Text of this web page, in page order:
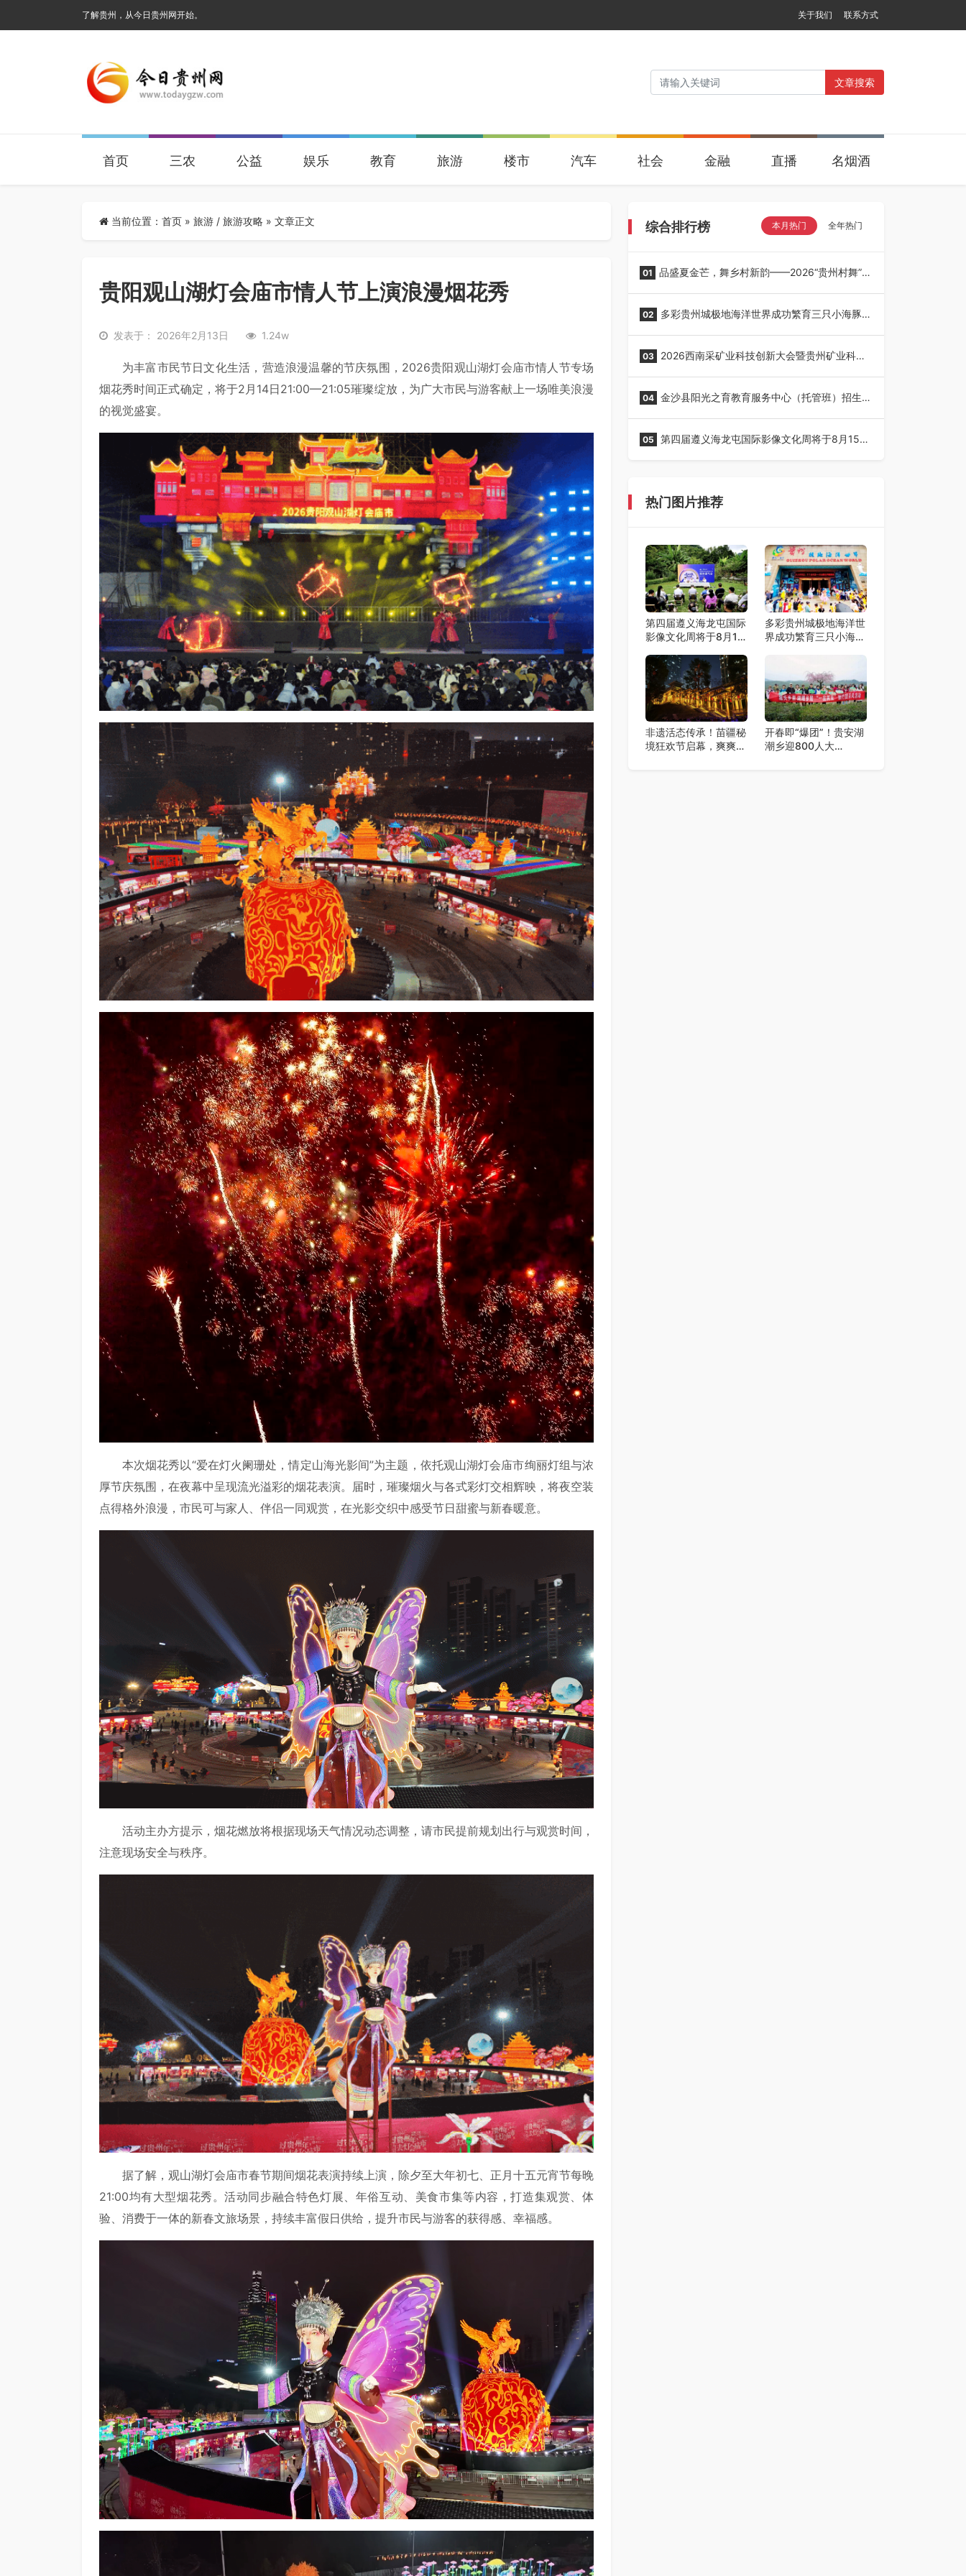
了解贵州，从今日贵州网开始。 关于我们 联系方式
文章搜索
首页 三农 公益 娱乐 教育 旅游 楼市 汽车 社会 金融 直播 名烟酒
当前位置： 首页 » 旅游 / 旅游攻略 » 文章正文
贵阳观山湖灯会庙市情人节上演浪漫烟花秀
发表于： 2026年2月13日 1.24w
为丰富市民节日文化生活，营造浪漫温馨的节庆氛围，2026贵阳观山湖灯会庙市情人节专场
烟花秀时间正式确定，将于2月14日21:00—21:05璀璨绽放，为广大市民与游客献上一场唯美浪漫
的视觉盛宴。
本次烟花秀以“爱在灯火阑珊处，情定山海光影间”为主题，依托观山湖灯会庙市绚丽灯组与浓
厚节庆氛围，在夜幕中呈现流光溢彩的烟花表演。届时，璀璨烟火与各式彩灯交相辉映，将夜空装
点得格外浪漫，市民可与家人、伴侣一同观赏，在光影交织中感受节日甜蜜与新春暖意。
活动主办方提示，烟花燃放将根据现场天气情况动态调整，请市民提前规划出行与观赏时间，
注意现场安全与秩序。
据了解，观山湖灯会庙市春节期间烟花表演持续上演，除夕至大年初七、正月十五元宵节每晚
21:00均有大型烟花秀。活动同步融合特色灯展、年俗互动、美食市集等内容，打造集观赏、体
验、消费于一体的新春文旅场景，持续丰富假日供给，提升市民与游客的获得感、幸福感。
综合排行榜 本月热门 全年热门
01 品盛夏金芒，舞乡村新韵——2026“贵州村舞”暨
02 多彩贵州城极地海洋世界成功繁育三只小海豚，
03 2026西南采矿业科技创新大会暨贵州矿业科技
04 金沙县阳光之育教育服务中心（托管班）招生
05 第四届遵义海龙屯国际影像文化周将于8月15日
热门图片推荐
第四届遵义海龙屯国际
影像文化周将于8月15
多彩贵州城极地海洋世
界成功繁育三只小海
非遗活态传承！苗疆秘
境狂欢节启幕，爽爽贵
开春即“爆团”！贵安湖
潮乡迎800人大